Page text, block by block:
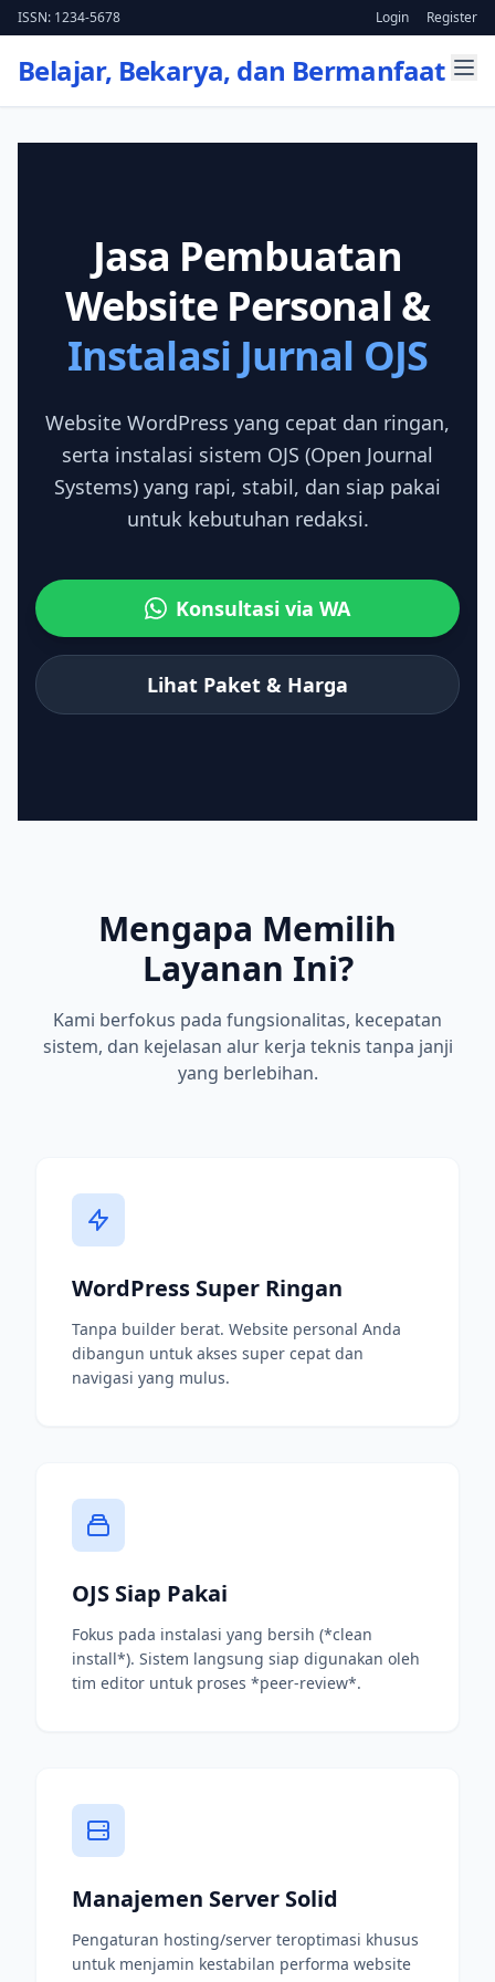
ISSN: 1234-5678 Login Register
Belajar, Bekarya, dan Bermanfaat
Jasa Pembuatan
Website Personal &
Instalasi Jurnal OJS
Website WordPress yang cepat dan ringan,
serta instalasi sistem OJS (Open Journal
Systems) yang rapi, stabil, dan siap pakai
untuk kebutuhan redaksi.
Konsultasi via WA
Lihat Paket & Harga
Mengapa Memilih
Layanan Ini?
Kami berfokus pada fungsionalitas, kecepatan
sistem, dan kejelasan alur kerja teknis tanpa janji
yang berlebihan.
WordPress Super Ringan
Tanpa builder berat. Website personal Anda
dibangun untuk akses super cepat dan
navigasi yang mulus.
OJS Siap Pakai
Fokus pada instalasi yang bersih (*clean
install*). Sistem langsung siap digunakan oleh
tim editor untuk proses *peer-review*.
Manajemen Server Solid
Pengaturan hosting/server teroptimasi khusus
untuk menjamin kestabilan performa website